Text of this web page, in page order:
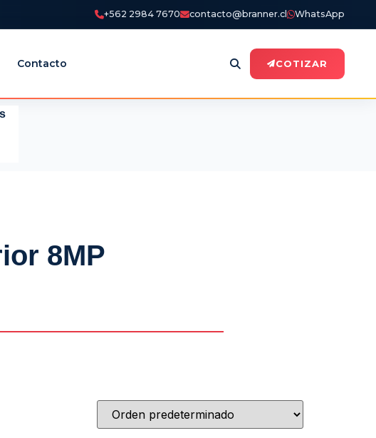
+562 2984 7670 contacto@branner.cl WhatsApp
Contacto COTIZAR
8MP